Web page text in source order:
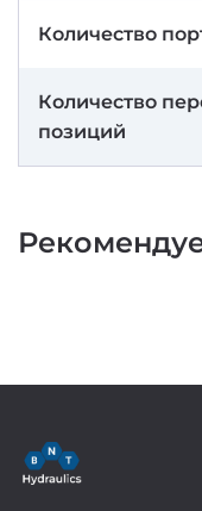
Количество
Количество
позиций